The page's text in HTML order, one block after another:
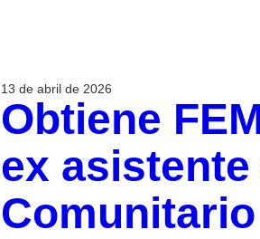
13 de abril de 2026
Obtiene
ex